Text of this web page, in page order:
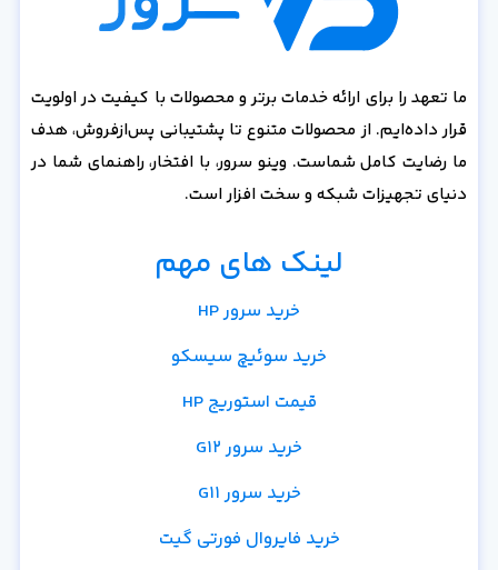
ما تعهد را برای ارائه خدمات برتر و محصولات با کیفیت در اولویت
قرار داده‌ایم. از محصولات متنوع تا پشتیبانی پس‌از‌فروش، هدف
ما رضایت کامل شماست. وینو سرور، با افتخار، راهنمای شما در
دنیای تجهیزات شبکه و سخت افزار است.
لینک های مهم
خرید سرور HP
خرید سوئیچ سیسکو
قیمت استوریج HP
خرید سرور G12
خرید سرور G11
خرید فایروال فورتی گیت